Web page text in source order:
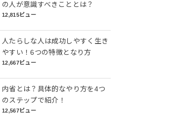
の人が意識すべきこととは？
12,815ビュー
人たらしな人は成功しやすく生き
やすい！6つの特徴となり方
12,667ビュー
内省とは？具体的なやり方を4つ
のステップで紹介！
12,567ビュー